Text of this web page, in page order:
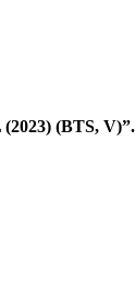
(BTS, V)”.